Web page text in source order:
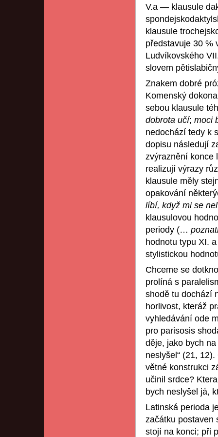
V.a — klausule
klausule
představuje 30 %
Ludvíkovského
slovem
Znakem dobré
Komenský
sebou klausule
dobrota učí; moci
nedochází tedy k
dopisu následují
zvýraznění konce
realizují výrazy
klausule měly
opakování
líbí, když mi se
klausulovou
periody (…
hodnotu typu XI.
stylistickou
Chceme se
prolíná s
shodě tu dochází
horlivost, kteráž
vyhledávání ode
pro parisosis
děje, jako bych
neslyšel“ (21,
větné konstrukci
učinil srdce?
bych neslyšel já,
Latinská perioda
začátku postaven
stojí na konci; při